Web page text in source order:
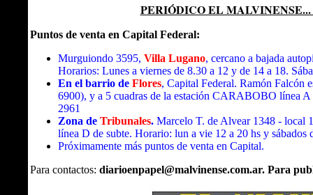
PERIÓDICO EL
Puntos de venta en Capital Federal:
Murguiondo 3595, Villa Lugano, cercano a bajada
Horarios: Lunes a viernes de 8.30 a 12 y de 14 a 18.
En el barrio de Flores, Capital Federal. Ramón Falcón
6900), y a 5 cuadras de la estación CARABOBO línea
2961
Zona de Tribunales. Marcelo T. de Alvear 1348 - local
línea D de subte. Horario: lun a vie 12 a 20 hs y
Próximamente más puntos de venta en Capital.
Para contactos: diarioenpapel@malvinense.com.ar. Para